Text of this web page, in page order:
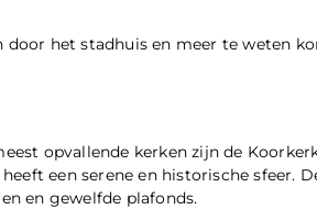
het stadhuis en meer te weten
opvallende kerken zijn de
een serene en historische sfeer.
en gewelfde plafonds.